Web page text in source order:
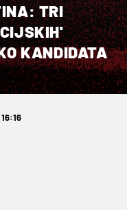
TRI
KANDIDATA